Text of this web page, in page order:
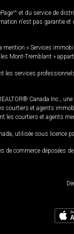
MD et du service de
n'est pas garantie
« Services
Mont-Tremblant »
services
Canada Inc.,
courtiers et agents
les courtiers et agents
utilisée sous licence
de commerce déposées